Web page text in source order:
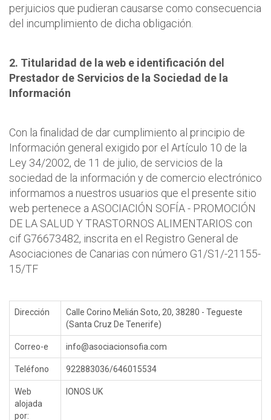
perjuicios que pudieran causarse como consecuencia
del incumplimiento de dicha obligación.
2. Titularidad de la web e identificación del
Prestador de Servicios de la Sociedad de la
Información
Con la finalidad de dar cumplimiento al principio de
Información general exigido por el Artículo 10 de la
Ley 34/2002, de 11 de julio, de servicios de la
sociedad de la información y de comercio electrónico
informamos a nuestros usuarios que el presente sitio
web pertenece a ASOCIACIÓN SOFÍA - PROMOCIÓN
DE LA SALUD Y TRASTORNOS ALIMENTARIOS con
cif G76673482, inscrita en el Registro General de
Asociaciones de Canarias con número G1/S1/-21155-
15/TF
Dirección
Calle Corino Melián Soto, 20, 38280 - Tegueste
(Santa Cruz De Tenerife)
Correo-e info@asociacionsofia.com
Teléfono 922883036/646015534
Web
alojada
por:
IONOS UK